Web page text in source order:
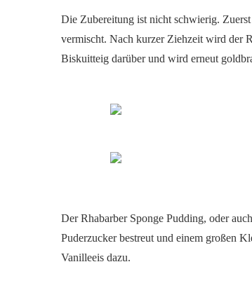
Die Zubereitung ist nicht schwierig.
vermischt. Nach kurzer Ziehzeit wird der
Biskuitteig darüber und wird erneut
Der Rhabarber Sponge Pudding, oder
Puderzucker bestreut und einem großen
Vanilleeis dazu.